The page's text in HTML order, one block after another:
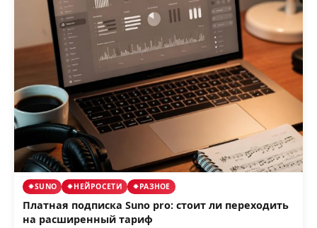
SUNO НЕЙРОСЕТИ РАЗНОЕ
Платная подписка Suno pro: стоит ли переходить
на расширенный тариф